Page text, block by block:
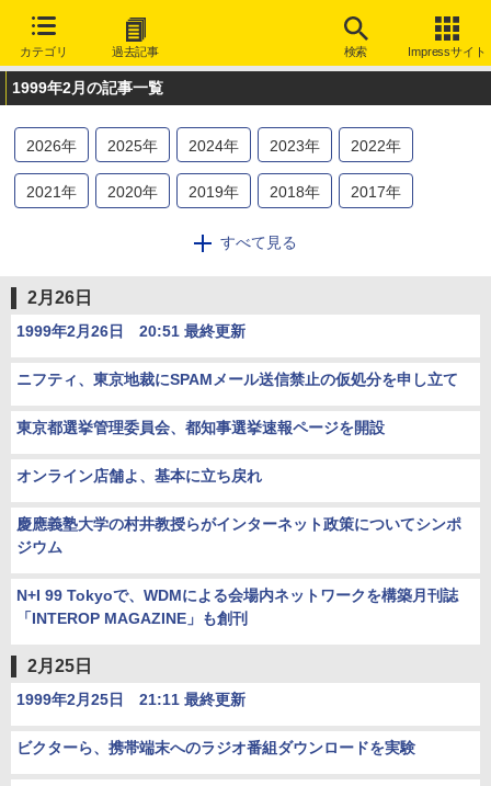
カテゴリ 過去記事 検索 Impressサイト
1999年2月の記事一覧
2026年 2025年 2024年 2023年 2022年
2021年 2020年 2019年 2018年 2017年
2014年 2013
2006年 2005年 2004年
2001年 2000年 1999年 1998年 1997年
1996年 1995年
すべて見る
2月26日
1999年2月26日 20:51 最終更新
ニフティ、東京地裁にSPAMメール送信禁止の仮処分を申し立て
東京都選挙管理委員会、都知事選挙速報ページを開設
オンライン店舗よ、基本に立ち戻れ
慶應義塾大学の村井教授らがインターネット政策についてシンポ
ジウム
N+I 99 Tokyoで、WDMによる会場内ネットワークを構築月刊誌
「INTEROP MAGAZINE」も創刊
2月25日
1999年2月25日 21:11 最終更新
ビクターら、携帯端末へのラジオ番組ダウンロードを実験